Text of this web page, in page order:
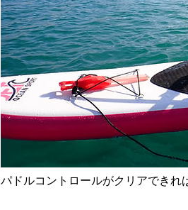
パドルコントロールがクリアできれ